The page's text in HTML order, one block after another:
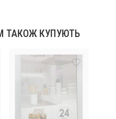
ТАКОЖ КУПУЮТЬ